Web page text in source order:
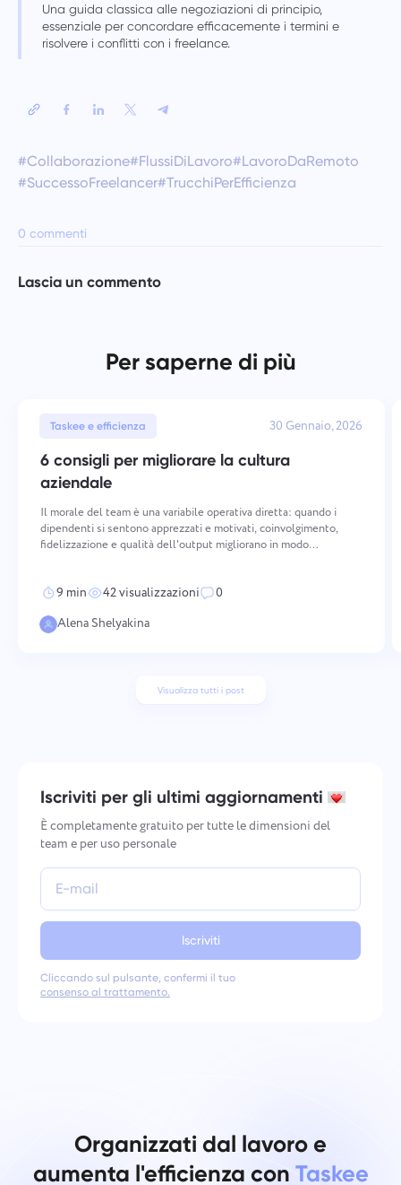
Una guida classica alle negoziazioni di principio,
essenziale per concordare efficacemente i termini e
risolvere i conflitti con i freelance.
#Collaborazione#FlussiDiLavoro#LavoroDaRemoto
#SuccessoFreelancer#TrucchiPerEfficienza
0 commenti
Lascia un commento
Per saperne di più
Taskee e efficienza 30 Gennaio, 2026
6 consigli per migliorare la cultura
aziendale
Il morale del team è una variabile operativa diretta: quando i
dipendenti si sentono apprezzati e motivati, coinvolgimento,
fidelizzazione e qualità dell'output migliorano in modo
9 min 42 visualizzazioni
0
Alena Shelyakina
Visualizza tutti i post
Iscriviti per gli ultimi aggiornamenti
È completamente gratuito per tutte le dimensioni del
team e per uso personale
Iscriviti
Cliccando sul pulsante, confermi il tuo
consenso al trattamento.
Organizzati dal lavoro e
aumenta l'efficienza con Taskee